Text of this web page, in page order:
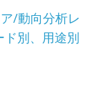
/動向分析レ
ド別、用途別